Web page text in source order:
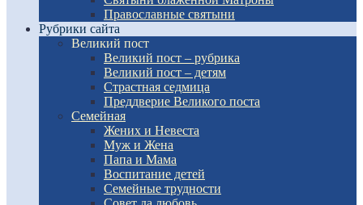
Православные святыни
Рубрики сайта
Великий пост
Великий пост – рубрика
Великий пост – детям
Страстная седмица
Преддверие Великого поста
Семейная
Жених и Невеста
Муж и Жена
Папа и Мама
Воспитание детей
Семейные трудности